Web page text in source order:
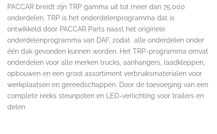
PACCAR breidt zijn TRP gamma uit tot meer dan 75.000
onderdelen. TRP is het onderdelenprogramma dat is
ontwikkeld door PACCAR Parts naast het originele
onderdelenprogramma van DAF, zodat alle onderdelen onder
één dak gevonden kunnen worden. Het TRP-programma omvat
onderdelen voor alle merken trucks, aanhangers, laadkleppen,
opbouwen en een groot assortiment verbruiksmaterialen voor
werkplaatsen en gereedschappen. Door de toevoeging van een
complete reeks steunpoten en LED-verlichting voor trailers en
delen